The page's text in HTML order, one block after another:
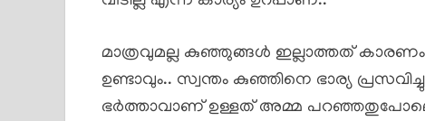
മാത്രവുമല്ല കുഞ്ഞുങ്ങൾ ഇല്ലാത്തത് കാരണം
ഉണ്ടാവും.. സ്വന്തം കുഞ്ഞിനെ ഭാര്യ
ഭർത്താവാണ് ഉള്ളത് അമ്മ പറഞ്ഞതുപോലെ